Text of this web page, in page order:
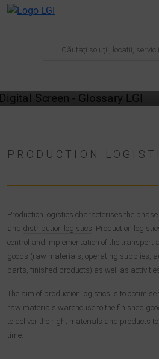
PRODUCTION
Production logistics characterises the phase
and distribution logistics . Production
control and implementation of the transport
goods (raw materials, operating supplies,
parts, finished products) as well as
The aim of production logistics is to
raw materials warehouse to the finished
to deliver the right materials and products
time.